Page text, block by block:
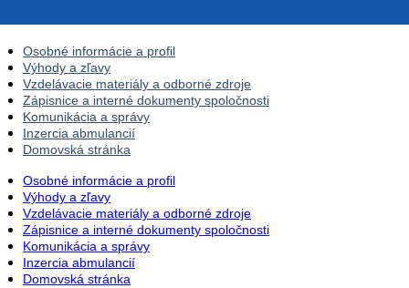
Osobné informácie a profil
Výhody a zľavy
Vzdelávacie materiály a odborné zdroje
Zápisnice a interné dokumenty spoločnosti
Komunikácia a správy
Inzercia abmulancií
Domovská stránka
Osobné informácie a profil
Výhody a zľavy
Vzdelávacie materiály a odborné zdroje
Zápisnice a interné dokumenty spoločnosti
Komunikácia a správy
Inzercia abmulancií
Domovská stránka